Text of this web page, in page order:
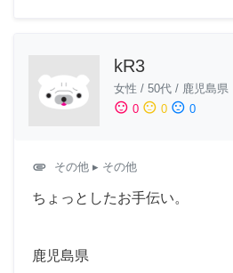
kR3
女性 / 50代 / 鹿児島県
sentiment_satisfied 0 sentiment_neutral 0 sentiment_dissatisfied 0
attachment その他 ▸ その他
ちょっとしたお手伝い。
鹿児島県